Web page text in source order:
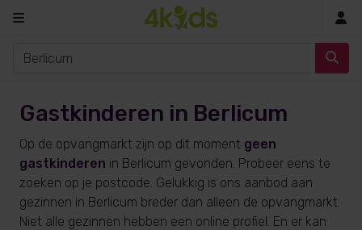
Gastkinderen in Berlicum
Op de opvangmarkt zijn op dit moment geen
gastkinderen in Berlicum gevonden. Probeer eens te
zoeken op je postcode. Gelukkig is ons aanbod aan
gezinnen in Berlicum breder dan alleen de opvangmarkt.
Niet alle gezinnen hebben een online profiel. En er kan